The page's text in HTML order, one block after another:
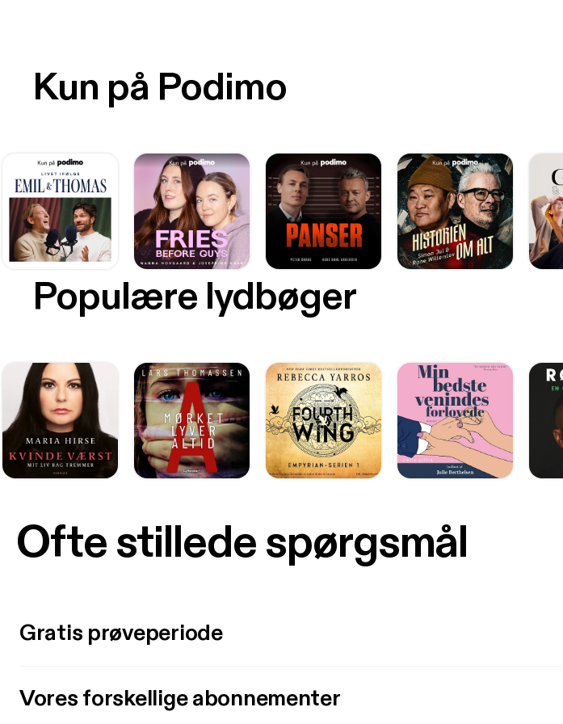
Kun på Podimo
Populære lydbøger
Ofte stillede spørgsmål
Gratis prøveperiode
Vores forskellige abonnementer